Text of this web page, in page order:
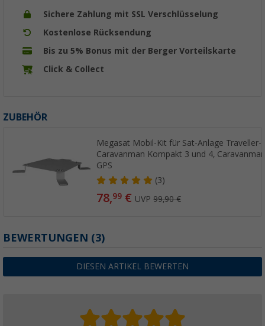
Sichere Zahlung mit SSL Verschlüsselung
Kostenlose Rücksendung
Bis zu 5% Bonus mit der Berger Vorteilskarte
Click & Collect
ZUBEHÖR
Megasat Mobil-Kit für Sat-Anlage Traveller-
Caravanman Kompakt 3 und 4,
GPS
(3)
78,99 € UVP99,90 €
BEWERTUNGEN (3)
DIESEN ARTIKEL BEWERTEN